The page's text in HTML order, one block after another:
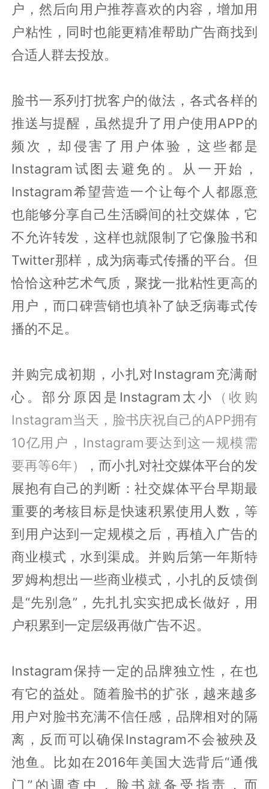
户，然后向用户推荐喜欢的内容，增加用
户粘性，同时也能更精准帮助广告商找到
合适人群去投放。
脸书一系列打扰客户的做法，各式各样的
推送与提醒，虽然提升了用户使用APP的
频次，却侵害了用户体验，这些都是
Instagram试图去避免的。从一开始，
Instagram希望营造一个让每个人都愿意
也能够分享自己生活瞬间的社交媒体，它
不允许转发，这样也就限制了它像脸书和
Twitter那样，成为病毒式传播的平台。但
恰恰这种艺术气质，聚拢一批粘性更高的
用户，而口碑营销也填补了缺乏病毒式传
播的不足。
并购完成初期，小扎对Instagram充满耐
心。部分原因是Instagram太小
（收购
Instagram当天，脸书庆祝自己的APP拥有
10亿用户，Instagram要达到这一规模需
要再等6年）
，而小扎对社交媒体平台的发
展抱有自己的判断：社交媒体平台早期最
重要的考核目标是快速积累使用人数，等
到用户达到一定规模之后，再植入广告的
商业模式，水到渠成。并购后第一年斯特
罗姆构想出一些商业模式，小扎的反馈倒
是“先别急”，先扎扎实实把成长做好，用
户积累到一定层级再做广告不迟。
Instagram保持一定的品牌独立性，在也
有它的益处。随着脸书的扩张，越来越多
用户对脸书充满不信任感，品牌相对的隔
离，反而可以确保Instagram不会被殃及
池鱼。比如在2016年美国大选背后“通俄
门”的调查中，脸书就备受指责，而